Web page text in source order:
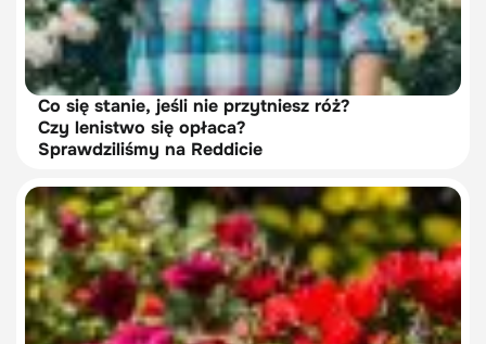
Co się stanie, jeśli nie przytniesz róż?
Czy lenistwo się opłaca?
Sprawdziliśmy na Reddicie